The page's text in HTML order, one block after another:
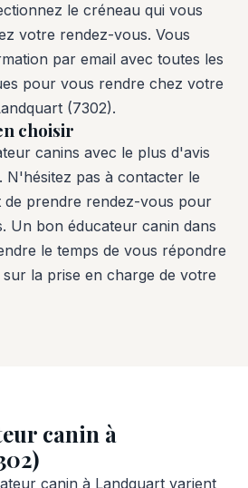
le créneau qui vous
votre rendez-vous. Vous
par email avec toutes les
pour vous rendre chez votre
(7302).
choisir
canins avec le plus d'avis
N'hésitez pas à contacter le
de prendre rendez-vous pour
Un bon éducateur canin dans
le temps de vous répondre
la prise en charge de votre
canin à
canin à Landquart varient